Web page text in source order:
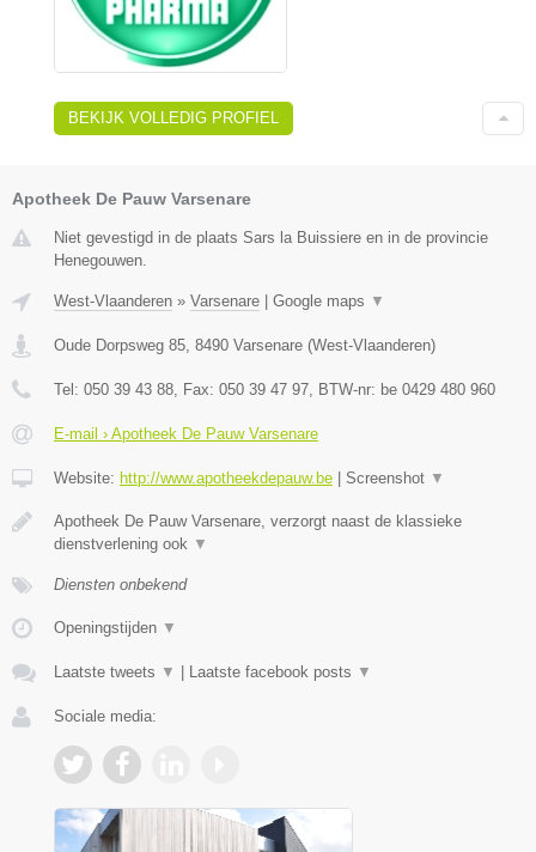
BEKIJK VOLLEDIG PROFIEL
Apotheek De Pauw Varsenare
Niet gevestigd in de plaats Sars la Buissiere en in de provincie
Henegouwen.
West-Vlaanderen » Varsenare Google maps ▼
Oude Dorpsweg 85 8490 Varsenare (West-Vlaanderen)
Tel: 050 39 43 88 , Fax: 050 39 47 97 , BTW-nr: be 0429 480 960
E-mail › Apotheek De Pauw Varsenare
Website: http://www.apotheekdepauw.be Screenshot ▼
Apotheek De Pauw Varsenare, verzorgt naast de klassieke
dienstverlening ook ▼
Diensten onbekend
Openingstijden ▼
Laatste tweets ▼ Laatste facebook posts ▼
Sociale media: